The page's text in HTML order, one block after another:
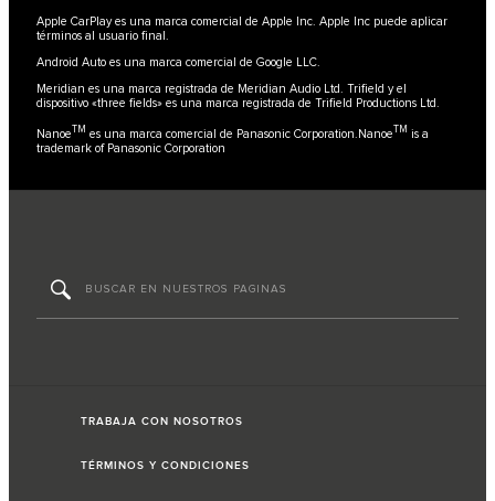
Apple CarPlay es una marca comercial de Apple Inc. Apple Inc puede aplicar
términos al usuario final.
Android Auto es una marca comercial de Google LLC.
Meridian es una marca registrada de Meridian Audio Ltd. Trifield y el
dispositivo «three fields» es una marca registrada de Trifield Productions Ltd.
NanoeTM es una marca comercial de Panasonic Corporation.NanoeTM is a
trademark of Panasonic Corporation
TRABAJA CON NOSOTROS
TÉRMINOS Y CONDICIONES